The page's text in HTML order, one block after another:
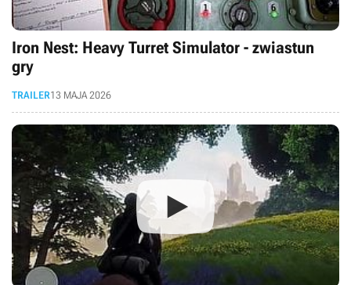
Iron Nest: Heavy Turret Simulator - zwiastun
gry
TRAILER13 MAJA 2026